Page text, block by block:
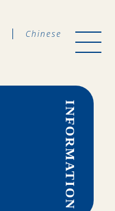
Chinese
INFORMATION